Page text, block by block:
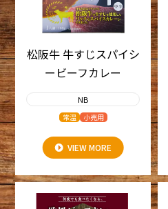
松阪牛 牛すじスパイシ
ービーフカレー
NB
常温 小売用
VIEW MORE